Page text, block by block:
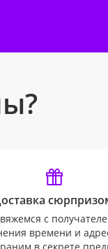
с
времени и